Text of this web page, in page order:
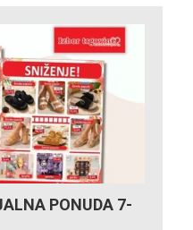
PONUDA 7-